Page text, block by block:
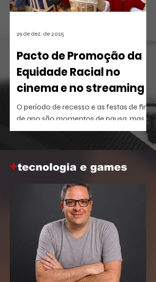
Pacto de Promoção da
Equidade Racial no
cinema e no streaming
O período de recesso e as festas de fim
de ano são momentos de pausa, mas
também oferecem a brecha ideal para
aprofundar o repertório sobre temas
corporativa.
29 de dez. de 2025
+tecnologia e games